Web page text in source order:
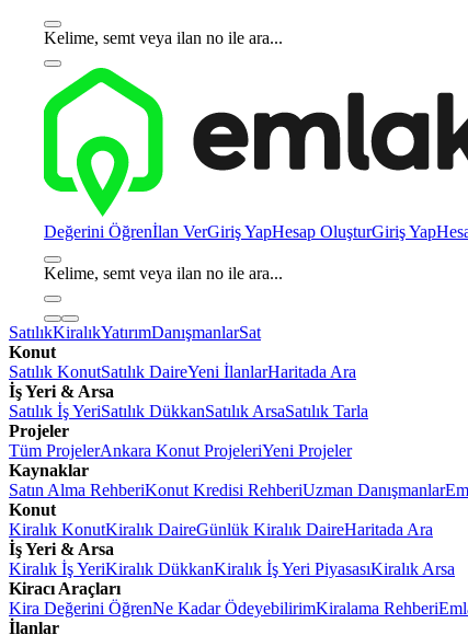
Kelime, semt veya ilan no ile ara...
Değerini Öğrenİlan VerGiriş YapHesap OluşturGiriş Yap
Kelime, semt veya ilan no ile ara...
SatılıkKiralıkYatırımDanışmanlarSat
Konut
Satılık KonutSatılık DaireYeni İlanlarHaritada Ara
İş Yeri & Arsa
Satılık İş YeriSatılık DükkanSatılık ArsaSatılık Tarla
Projeler
Tüm ProjelerAnkara Konut ProjeleriYeni Projeler
Kaynaklar
Satın Alma RehberiKonut Kredisi RehberiUzman Danışmanlar
Konut
Kiralık KonutKiralık DaireGünlük Kiralık DaireHaritada Ara
İş Yeri & Arsa
Kiralık İş YeriKiralık DükkanKiralık İş Yeri PiyasasıKiralık Arsa
Kiracı Araçları
Kira Değerini ÖğrenNe Kadar ÖdeyebilirimKiralama Rehberi
İlanlar